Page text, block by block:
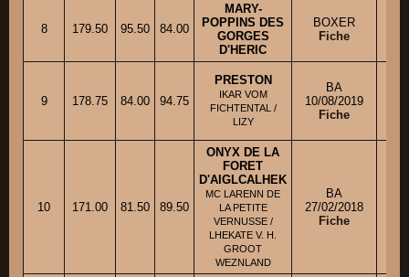
8 179.50 95.50 84.00
MARY-
POPPINS DES
GORGES
D'HERIC
BOXER
Fiche
9 178.75 84.00 94.75
PRESTON
IKAR VOM
FICHTENTAL /
LIZY
BA
10/08/2019
Fiche
10 171.00 81.50 89.50
ONYX DE LA
FORET
D'AIGLCALHEK
MC LARENN DE
LA PETITE
VERNUSSE /
LHEKATE V. H.
GROOT
WEZNLAND
BA
27/02/2018
Fiche